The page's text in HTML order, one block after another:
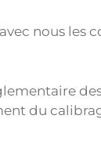
nous les
du